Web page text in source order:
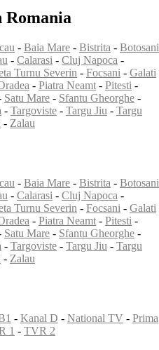
Romania
- Baia Mare - Bistrita - Botosani
- Calarasi - Cluj Napoca -
Turnu Severin - Focsani - Galati
- Piatra Neamt - Pitesti -
Satu Mare - Sfantu Gheorghe -
- Targoviste - Targu Jiu - Targu
- Zalau
- Baia Mare - Bistrita - Botosani
- Calarasi - Cluj Napoca -
Turnu Severin - Focsani - Galati
- Piatra Neamt - Pitesti -
Satu Mare - Sfantu Gheorghe -
- Targoviste - Targu Jiu - Targu
- Zalau
- Kanal D - National TV - Prima
1 - TVR 2